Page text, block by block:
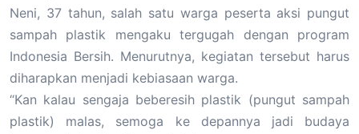
Neni, 37 tahun, salah satu warga peserta aksi pungut
sampah plastik mengaku tergugah dengan program
Indonesia Bersih. Menurutnya, kegiatan tersebut harus
diharapkan menjadi kebiasaan warga.
“Kan kalau sengaja beberesih plastik (pungut sampah
plastik) malas, semoga ke depannya jadi budaya